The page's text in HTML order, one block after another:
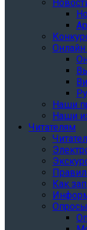
Онлайн
Наши
Наши
Читателям
Как
Опросы